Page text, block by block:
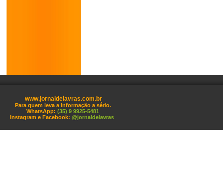
www.jornaldelavras.com.br
Para quem leva a informação a sério.
WhatsApp: (35) 9 9925-5481
Instagram e Facebook: @jornaldelavras